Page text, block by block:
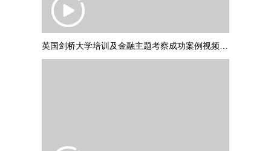
英国剑桥大学培训及金融主题考察成功案例视频 PART1